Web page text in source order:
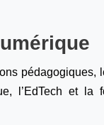
pédagogiques,
l’EdTech et la